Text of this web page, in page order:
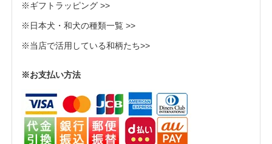
※ギフトラッピング >>
※日本犬・和犬の種類一覧 >>
※当店で活用している和柄たち>>
※お支払い方法